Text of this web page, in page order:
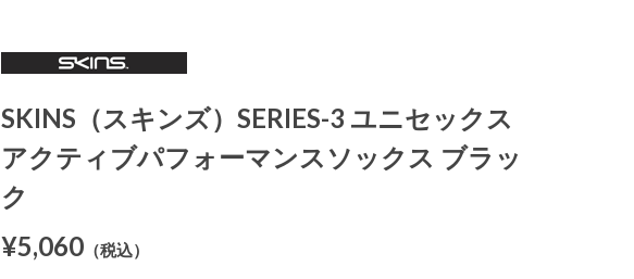
SKINS（スキンズ）SERIES-3 ユニセックス
アクティブパフォーマンスソックス ブラッ
ク
¥5,060 （税込）